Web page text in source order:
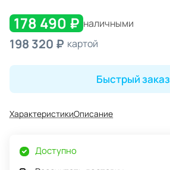
178 490 ₽ наличными
198 320 ₽ картой
Быстрый заказ
ХарактеристикиОписание
Доступно